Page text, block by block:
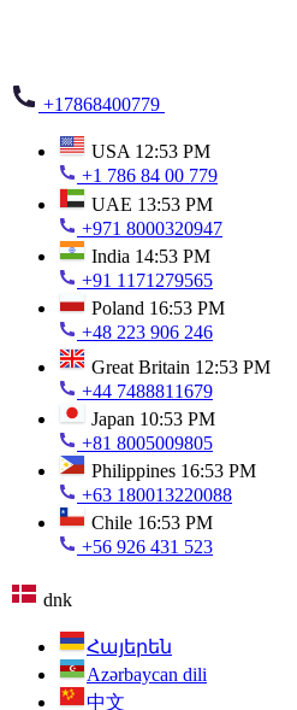
+17868400779
USA 12:53 PM
+1 786 84 00 779
UAE 13:53 PM
+971 8000320947
India 14:53 PM
+91 1171279565
Poland 16:53 PM
+48 223 906 246
Great Britain 12:53 PM
+44 7488811679
Japan 10:53 PM
+81 8005009805
Philippines 16:53 PM
+63 180013220088
Chile 16:53 PM
+56 926 431 523
dnk
Հայերեն
Azərbaycan dili
中文